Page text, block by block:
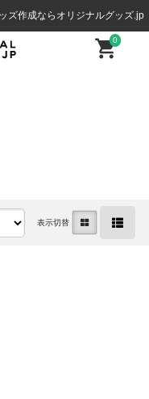
ズ作成ならオリジナルグッズ.jp
0
表示切替